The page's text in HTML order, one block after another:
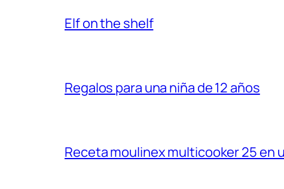
Elf on the shelf
Regalos para una niña de 12 años
Receta moulinex multicooker 25 en